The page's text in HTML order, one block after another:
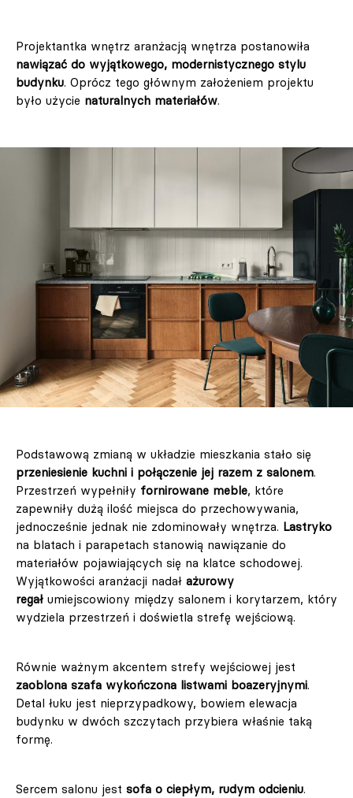
Projektantka wnętrz aranżacją wnętrza postanowiła
nawiązać do wyjątkowego, modernistycznego stylu
budynku. Oprócz tego głównym założeniem projektu
było użycie naturalnych materiałów.
Podstawową zmianą w układzie mieszkania stało się
przeniesienie kuchni i połączenie jej razem z salonem.
Przestrzeń wypełniły fornirowane meble, które
zapewniły dużą ilość miejsca do przechowywania,
jednocześnie jednak nie zdominowały wnętrza. Lastryko
na blatach i parapetach stanowią nawiązanie do
materiałów pojawiających się na klatce schodowej.
Wyjątkowości aranżacji nadał ażurowy
regał umiejscowiony między salonem i korytarzem, który
wydziela przestrzeń i doświetla strefę wejściową.
Równie ważnym akcentem strefy wejściowej jest
zaoblona szafa wykończona listwami boazeryjnymi.
Detal łuku jest nieprzypadkowy, bowiem elewacja
budynku w dwóch szczytach przybiera właśnie taką
formę.
Sercem salonu jest sofa o ciepłym, rudym odcieniu.